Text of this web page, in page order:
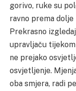
gorivo, ruke su
ravno prema
Prekrasno
upravljaču
ne prejako
osvjetljenje.
oba smjera, radi